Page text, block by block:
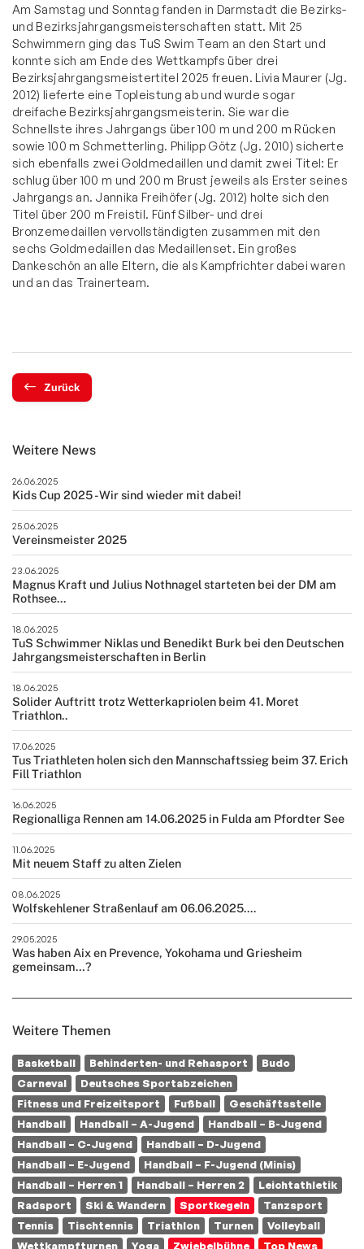
Am Samstag und Sonntag fanden in Darmstadt die Bezirks-
und Bezirksjahrgangsmeisterschaften statt. Mit 25
Schwimmern ging das TuS Swim Team an den Start und
konnte sich am Ende des Wettkampfs über drei
Bezirksjahrgangsmeistertitel 2025 freuen. Livia Maurer (Jg.
2012) lieferte eine Topleistung ab und wurde sogar
dreifache Bezirksjahrgangsmeisterin. Sie war die
Schnellste ihres Jahrgangs über 100 m und 200 m Rücken
sowie 100 m Schmetterling. Philipp Götz (Jg. 2010) sicherte
sich ebenfalls zwei Goldmedaillen und damit zwei Titel: Er
schlug über 100 m und 200 m Brust jeweils als Erster seines
Jahrgangs an. Jannika Freihöfer (Jg. 2012) holte sich den
Titel über 200 m Freistil. Fünf Silber- und drei
Bronzemedaillen vervollständigten zusammen mit den
sechs Goldmedaillen das Medaillenset. Ein großes
Dankeschön an alle Eltern, die als Kampfrichter dabei waren
und an das Trainerteam.
Zurück
Weitere News
26.06.2025
Kids Cup 2025 - Wir sind wieder mit dabei!
25.06.2025
Vereinsmeister 2025
23.06.2025
Magnus Kraft und Julius Nothnagel starteten bei der DM am
Rothsee...
18.06.2025
TuS Schwimmer Niklas und Benedikt Burk bei den Deutschen
Jahrgangsmeisterschaften in Berlin
18.06.2025
Solider Auftritt trotz Wetterkapriolen beim 41. Moret
Triathlon..
17.06.2025
Tus Triathleten holen sich den Mannschaftssieg beim 37. Erich
Fill Triathlon
16.06.2025
Regionalliga Rennen am 14.06.2025 in Fulda am Pfordter See
11.06.2025
Mit neuem Staff zu alten Zielen
08.06.2025
Wolfskehlener Straßenlauf am 06.06.2025....
29.05.2025
Was haben Aix en Prevence, Yokohama und Griesheim
gemeinsam…?
Weitere Themen
Basketball Behinderten- und Rehasport
Budo
Carneval
Deutsches Sportabzeichen
Fitness und Freizeitsport
Fußball
Geschäftsstelle
Handball
Handball – A-Jugend
Handball – B-Jugend
Handball – C-Jugend
Handball – D-Jugend
Handball – E-Jugend
Handball – F-Jugend (Minis)
Handball – Herren 1
Handball – Herren 2
Leichtathletik
Radsport
Ski & Wandern Sportkegeln
Tanzsport
Tennis
Tischtennis Triathlon Turnen
Volleyball
Wettkampfturnen
Yoga Zwiebelbühne Top News